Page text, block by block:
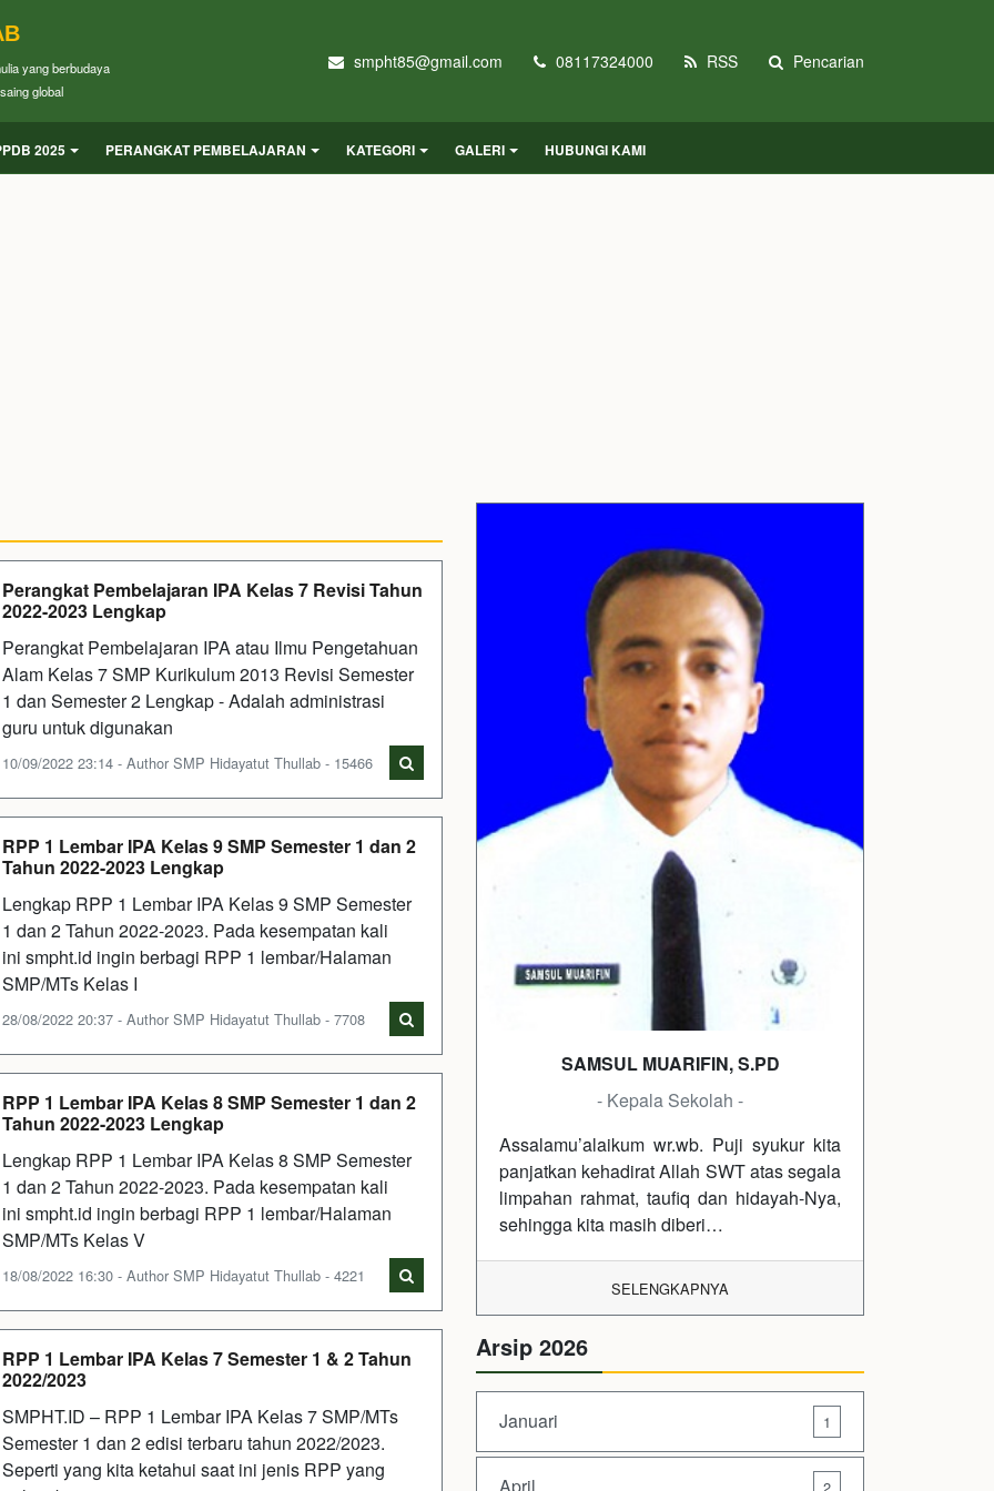
yang berbudaya
global
smpht85@gmail.com 08117324000 RSS Pencarian
2025 PERANGKAT PEMBELAJARAN KATEGORI GALERI HUBUNGI KAMI
Perangkat Pembelajaran IPA Kelas 7 Revisi Tahun
2022-2023 Lengkap
Perangkat Pembelajaran IPA atau Ilmu Pengetahuan
Alam Kelas 7 SMP Kurikulum 2013 Revisi Semester
1 dan Semester 2 Lengkap - Adalah administrasi
guru untuk digunakan
10/09/2022 23:14 - Author SMP Hidayatut Thullab - 15466
RPP 1 Lembar IPA Kelas 9 SMP Semester 1 dan 2
Tahun 2022-2023 Lengkap
Lengkap RPP 1 Lembar IPA Kelas 9 SMP Semester
1 dan 2 Tahun 2022-2023. Pada kesempatan kali
ini smpht.id ingin berbagi RPP 1 lembar/Halaman
SMP/MTs Kelas I
28/08/2022 20:37 - Author SMP Hidayatut Thullab - 7708
RPP 1 Lembar IPA Kelas 8 SMP Semester 1 dan 2
Tahun 2022-2023 Lengkap
Lengkap RPP 1 Lembar IPA Kelas 8 SMP Semester
1 dan 2 Tahun 2022-2023. Pada kesempatan kali
ini smpht.id ingin berbagi RPP 1 lembar/Halaman
SMP/MTs Kelas V
18/08/2022 16:30 - Author SMP Hidayatut Thullab - 4221
RPP 1 Lembar IPA Kelas 7 Semester 1 & 2 Tahun
2022/2023
SMPHT.ID – RPP 1 Lembar IPA Kelas 7 SMP/MTs
Semester 1 dan 2 edisi terbaru tahun 2022/2023.
Seperti yang kita ketahui saat ini jenis RPP yang
SAMSUL MUARIFIN, S.PD
- Kepala Sekolah -
Assalamu’alaikum wr.wb. Puji syukur kita
panjatkan kehadirat Allah SWT atas segala
limpahan rahmat, taufiq dan hidayah-Nya,
sehingga kita masih diberi…
SELENGKAPNYA
Arsip 2026
Januari 1
2